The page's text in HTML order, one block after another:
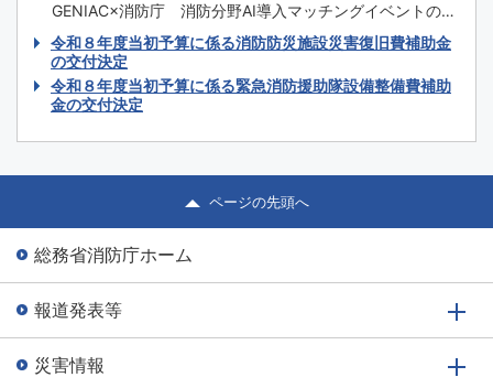
GENIAC×消防庁 消防分野AI導入マッチングイベントの参
加企業募集 消防庁においては、令和8年3月に策定した
「消防技術戦略ビジョン」を踏まえ、重点分野として、
「AIの活用による高度な判断支援」及び「ロボット・ドロ
ーンの活用による活動可能範囲の拡大」を推進していると
令和８年度当初予算に係る消防防災施設災害復旧費補助金
の交付決定
令和８年度当初予算に係る緊急消防援助隊設備整備費補助
金の交付決定
ページの先頭へ
総務省消防庁ホーム
報道発表等
災害情報